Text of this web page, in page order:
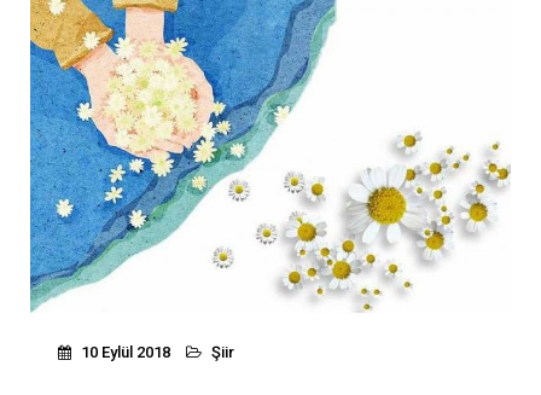
10 Eylül 2018 Şiir